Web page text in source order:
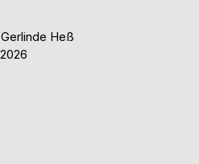
Heß